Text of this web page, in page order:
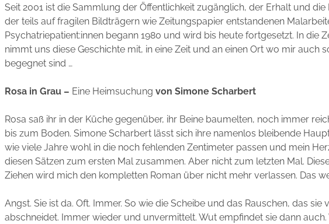
Seit 2001 ist die Sammlung der Öffentlichkeit zugänglich, der Erhalt und die
der teils auf fragilen Bildträgern wie Zeitungspapier entstandenen
Psychatriepatient:innen begann 1980 und wird bis heute fortgesetzt. In die
nimmt uns diese Geschichte mit, in eine Zeit und an einen Ort wo mir auch
begegnet sind …
Rosa in Grau – Eine Heimsuchung von Simone Scharbert
Rosa saß ihr in der Küche gegenüber, ihr Beine baumelten, noch immer
bis zum Boden. Simone Scharbert lässt sich ihre namenlos bleibende
wie viele Jahre wohl in die noch fehlenden Zentimeter passen und mein
diesen Sätzen zum ersten Mal zusammen. Aber nicht zum letzten Mal.
Ziehen wird mich den kompletten Roman über nicht mehr verlassen. Das
Angst. Sie ist da. Oft. Immer. So wie die Scheibe und das Rauschen, das sie
abschneidet. Immer wieder und unvermittelt. Wut empfindet sie dann auch.